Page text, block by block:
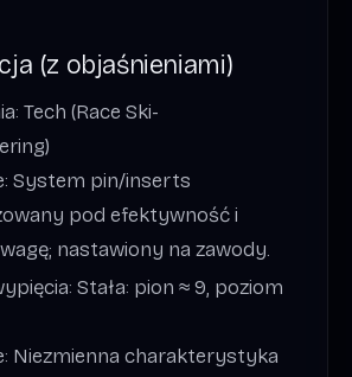
(z objaśnieniami)
Tech (Race Ski-
System pin/inserts
pod efektywność i
nastawiony na zawody.
Stała: pion ≈ 9, poziom
Niezmienna charakterystyka